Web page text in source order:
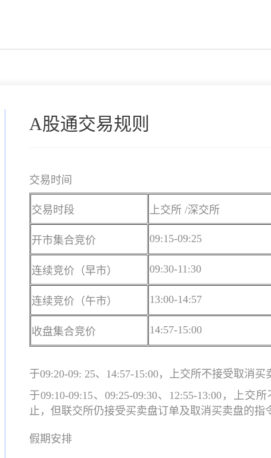
A股通交易规则
交易时间
交易时段 上交所 /深交所
开市集合竞价 09:15-09:25
连续竞价（早市） 09:30-11:30
连续竞价（午市） 13:00-14:57
收盘集合竞价 14:57-15:00
于09:20-09: 25、14:57-15:00，上交所不接受取消买
于09:10-09:15、09:25-09:30、12:55-13:00，上交
止，但联交所仍接受买卖盘订单及取消买卖盘的指
假期安排